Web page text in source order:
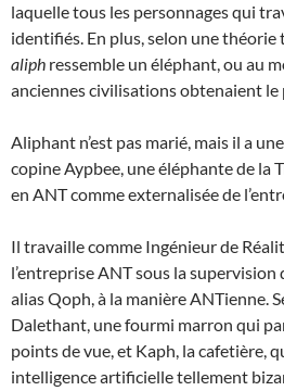
laquelle tous les personnages qui
identifiés. En plus, selon une
aliph ressemble un éléphant, ou au
anciennes civilisations obtenaient le
Aliphant n’est pas marié, mais il a
copine Aypbee, une éléphante de la
en ANT comme externalisée de
Il travaille comme Ingénieur de
l’entreprise ANT sous la
alias Qoph, à la manière ANTienne.
Dalethant, une fourmi marron qui
points de vue, et Kaph, la cafetière,
intelligence artificielle tellement